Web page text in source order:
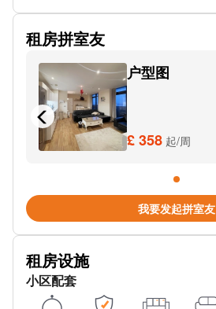
Brunel St
Metro St Pauls
St Chad's Metro Station
Birmingham Snow Hill Station Car Park
Regent Place
Graham St
Navigation Street
Metro-Library
SUBWAY
租房拼室友
户型图
£ 358 起/周
我要发起拼室友
租房设施
小区配套